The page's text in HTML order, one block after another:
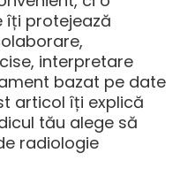
îți protejează
interpretare
bazat pe date
articol îți explică
tău alege să
radiologie